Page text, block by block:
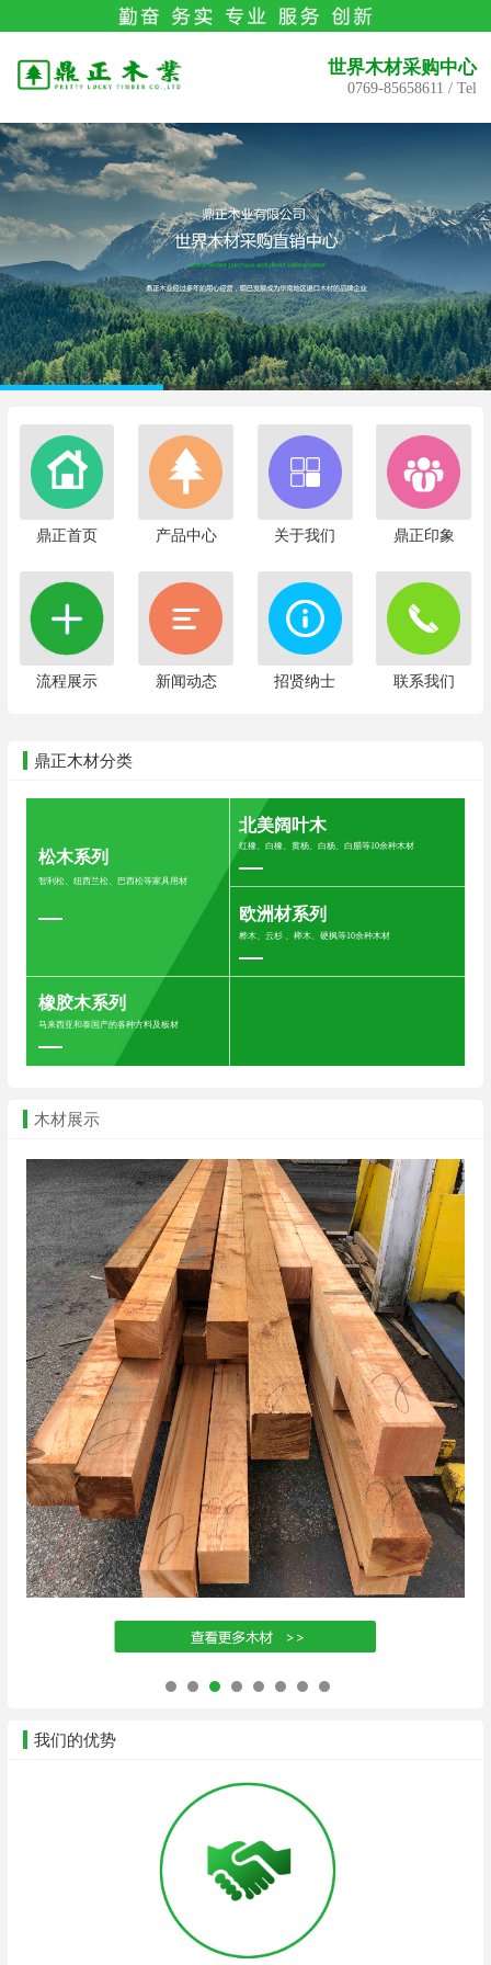
世界木材采购中心
0769-85658611 / Tel
鼎正首页 产品中心 关于我们 鼎正印象
流程展示 新闻动态 招贤纳士 联系我们
鼎正木材分类
松木系列
智利松、纽西兰松、巴西松等家具用材
橡胶木系列
马来西亚和泰国产的各种方料及板材
北美阔叶木
红橡、白橡、黄杨、白杨、白腊等10余种木材
欧洲材系列
桦木、云杉 、榉木、硬枫等10余种木材
木材展示
我们的优势